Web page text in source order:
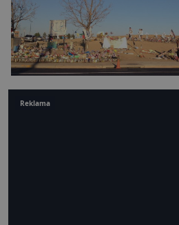
Reklama